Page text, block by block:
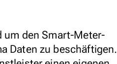
um den Smart-Meter-
Daten zu beschäftigen.